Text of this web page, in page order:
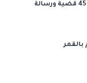
سعيد يكشف كواليس 45 قضية ورسالة